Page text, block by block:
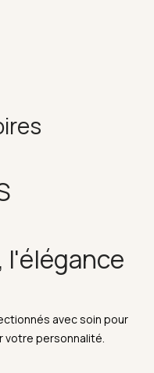
l'élégance
avec soin pour
votre personnalité.